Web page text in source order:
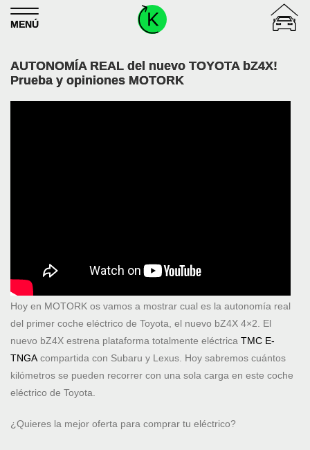
Skip to content
MENÚ
AUTONOMÍA REAL del nuevo TOYOTA bZ4X!
Prueba y opiniones MOTORK
Hoy en MOTORK os vamos a mostrar cual es la autonomía real
del primer coche eléctrico de Toyota, el nuevo bZ4X 4×2. El
nuevo bZ4X estrena plataforma totalmente eléctrica TMC E-
TNGAcompartida con Subaru y Lexus. Hoy sabremos cuántos
kilómetros se pueden recorrer con una sola carga en este coche
eléctrico de Toyota.
¿Quieres la mejor oferta para comprar tu eléctrico?